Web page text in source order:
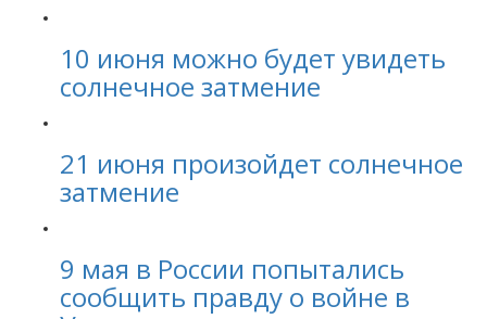
10 июня можно будет увидеть
солнечное затмение
21 июня произойдет солнечное
затмение
9 мая в России попытались
сообщить правду о войне в